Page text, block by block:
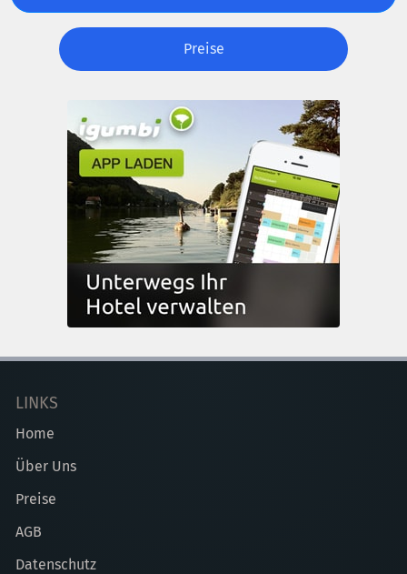
Preise
LINKS
Home
Über Uns
Preise
AGB
Datenschutz